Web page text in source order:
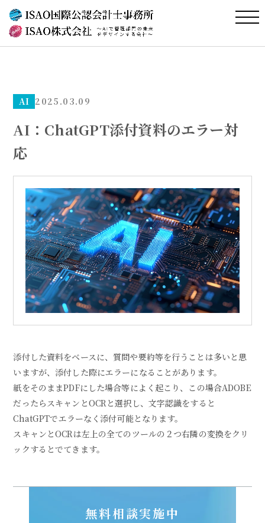
AI 2025.03.09
AI：ChatGPT添付資料のエラー対
応
添付した資料をベースに、質問や要約等を行うことは多いと思
いますが、添付した際にエラーになることがあります。
紙をそのままPDFにした場合等によく起こり、この場合ADOBE
だったらスキャンとOCRと選択し、文字認識をすると
ChatGPTでエラーなく添付可能となります。
スキャンとOCRは左上の全てのツールの２つ右隣の変換をクリ
ックするとでてきます。
無料相談実施中